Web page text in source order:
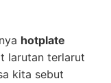
hotplate
larutan terlarut
kita sebut